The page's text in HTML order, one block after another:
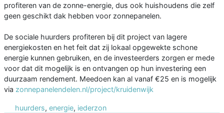
profiteren van de zonne-energie, dus ook huishoudens die zelf
geen geschikt dak hebben voor zonnepanelen.
De sociale huurders profiteren bij dit project van lagere
energiekosten en het feit dat zij lokaal opgewekte schone
energie kunnen gebruiken, en de investeerders zorgen er mede
voor dat dit mogelijk is en ontvangen op hun investering een
duurzaam rendement. Meedoen kan al vanaf €25 en is mogelijk
via zonnepanelendelen.nl/project/kruidenwijk
huurders, energie, iederzon